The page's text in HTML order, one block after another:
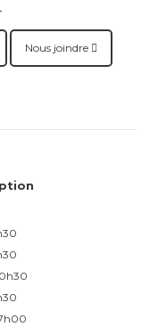
Nous joindre